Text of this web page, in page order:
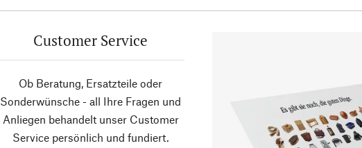
Customer Service
Ob Beratung, Ersatzteile oder
Sonderwünsche - all Ihre Fragen und
Anliegen behandelt unser Customer
Service persönlich und fundiert.